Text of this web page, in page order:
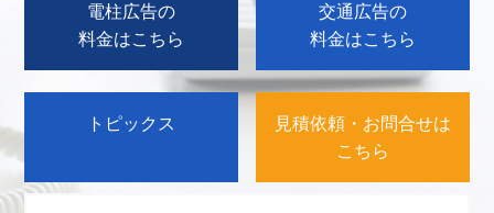
電柱広告の
料金はこちら
交通広告の
料金はこちら
トピックス
見積依頼・お問合せは
こちら